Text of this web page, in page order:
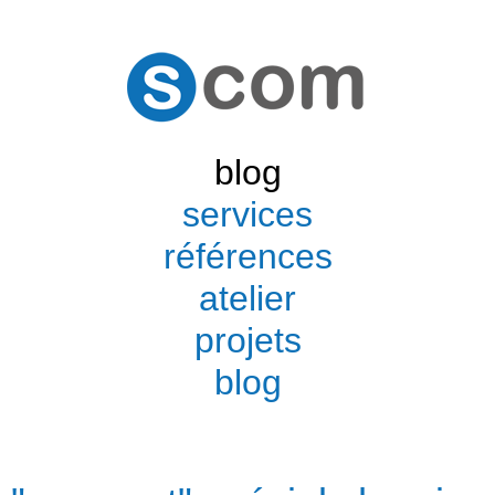
blog
services
références
atelier
projets
blog